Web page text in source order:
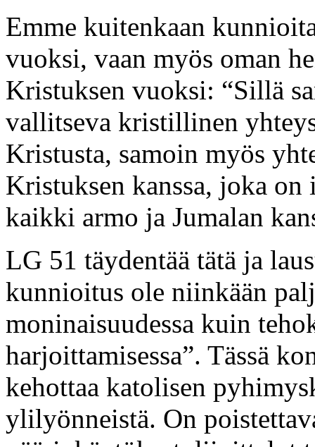
Emme kuitenkaan
vuoksi, vaan myös oman
Kristuksen vuoksi: “Sillä
vallitseva kristillinen
Kristusta, samoin myös
Kristuksen kanssa, joka
kaikki armo ja Jumalan
LG 51 täydentää tätä ja
kunnioitus ole niinkään
moninaisuudessa kuin
harjoittamisessa”. Tässä
kehottaa katolisen
ylilyönneistä. On